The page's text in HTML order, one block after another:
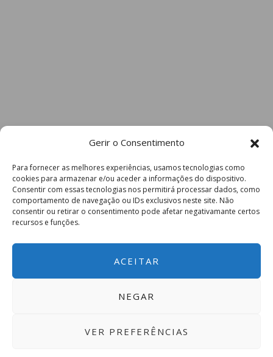
Gerir o Consentimento
Para fornecer as melhores experiências, usamos tecnologias como
cookies para armazenar e/ou aceder a informações do dispositivo.
Consentir com essas tecnologias nos permitirá processar dados, como
comportamento de navegação ou IDs exclusivos neste site. Não
consentir ou retirar o consentimento pode afetar negativamante certos
recursos e funções.
ACEITAR
NEGAR
VER PREFERÊNCIAS